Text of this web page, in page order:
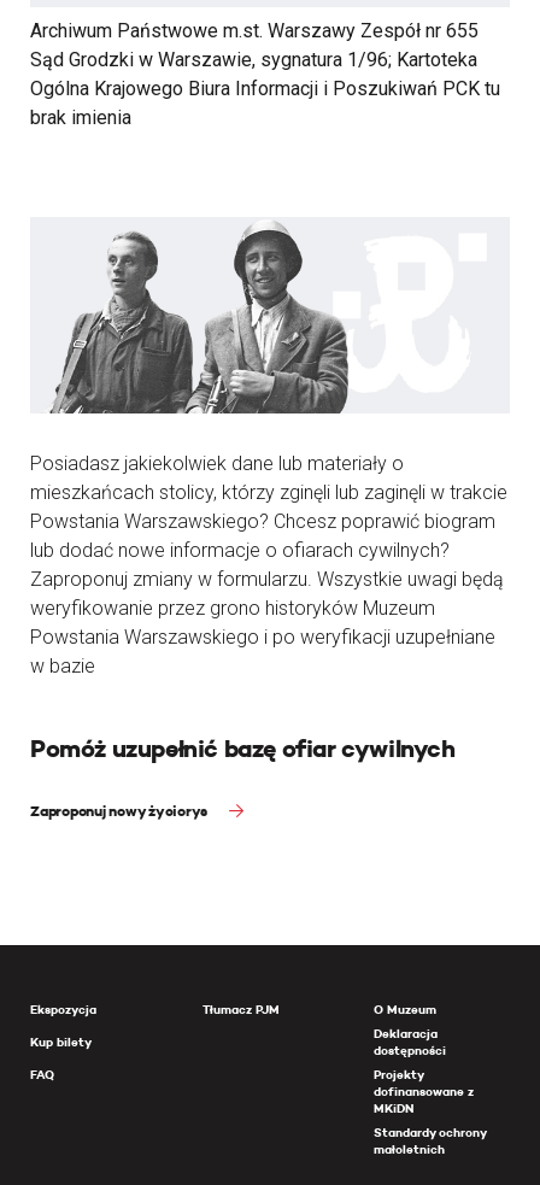
Archiwum Państwowe m.st. Warszawy Zespół nr 655
Sąd Grodzki w Warszawie, sygnatura 1/96; Kartoteka
Ogólna Krajowego Biura Informacji i Poszukiwań PCK tu
brak imienia
Posiadasz jakiekolwiek dane lub materiały o
mieszkańcach stolicy, którzy zginęli lub zaginęli w trakcie
Powstania Warszawskiego? Chcesz poprawić biogram
lub dodać nowe informacje o ofiarach cywilnych?
Zaproponuj zmiany w formularzu. Wszystkie uwagi będą
weryfikowanie przez grono historyków Muzeum
Powstania Warszawskiego i po weryfikacji uzupełniane
w bazie
Pomóż uzupełnić bazę ofiar cywilnych
Zaproponuj nowy życiorys
Ekspozycja
Kup bilety
FAQ
Tłumacz PJM
O Muzeum
Deklaracja
dostępności
Projekty
dofinansowane z
MKiDN
Standardy ochrony
małoletnich